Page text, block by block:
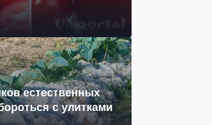
естественных
с улитками